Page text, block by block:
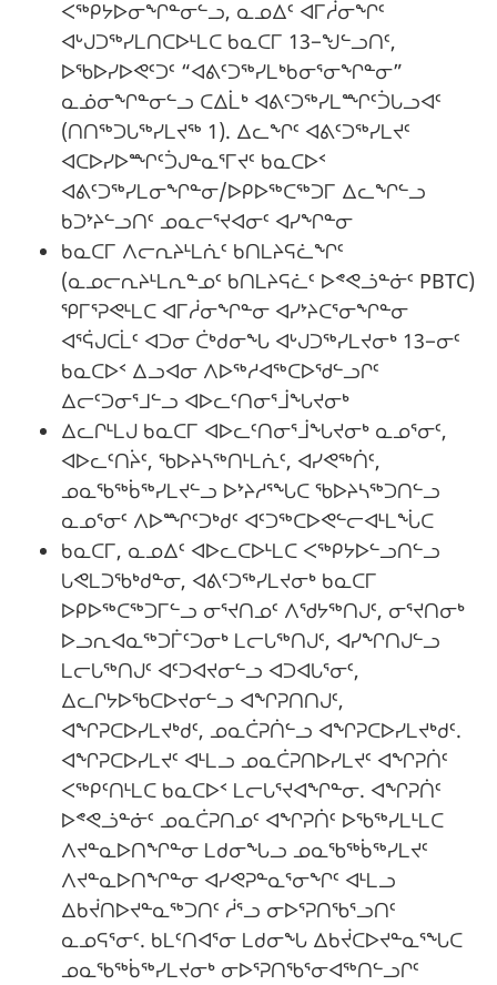
ᐸᖅᑭᔭᐅᓂᖏᓐᓂᓪᓗ, ᓇᓄᐃᑦ ᐊᒥᓲᓂᖏᑦ
ᐊᒡᒍᑐᖅᓯᒪᑎᑕᐅᒻᒪᑕ ᑲᓇᑕᒥ 13−ᖑᓪᓗᑎᑦ,
ᐅᖃᐅᓯᐅᕙᑦᑐᑦ “ᐊᕕᑦᑐᖅᓯᒪᒃᑲᓂᕐᓂᖏᓐᓂ”
ᓇᓅᓂᖏᓐᓂᓪᓗ ᑕᐃᒫᒃ ᐊᕕᑦᑐᖅᓯᒪᙱᑦᑑᒐᓗᐊᑦ
(ᑎᑎᖅᑐᒐᖅᓯᒪᔪᖅ 1). ᐃᓚᖏᑦ ᐊᕕᑦᑐᖅᓯᒪᔪᑦ
ᐊᑕᐅᓯᐅᙱᑦᑑᒍᓐᓇᕐᒥᔪᑦ ᑲᓇᑕᐅᑉ
ᐊᕕᑦᑐᖅᓯᒪᓂᖏᓐᓂ/ᐅᑭᐅᖅᑕᖅᑐᒥ ᐃᓚᖏᓪᓗ
ᑲᑐᔾᔨᓪᓗᑎᑦ ᓄᓇᓕᕐᔪᐊᓂᑦ ᐊᓯᖏᓐᓂ
ᑲᓇᑕᒥ ᐱᓕᕆᔨᒻᒪᕇᑦ ᑲᑎᒪᔨᕋᓛᖏᑦ
(ᓇᓄᓕᕆᔨᒻᒪᕆᓐᓄᑦ ᑲᑎᒪᔨᕋᓛᑦ ᐅᕝᕙᓘᓐᓃᑦ PBTC)
ᕿᒥᕐᕈᕙᒻᒪᑕ ᐊᒥᓲᓂᖏᓐᓂ ᐊᓯᔾᔨᑕᕐᓂᖏᓐᓂ
ᐊᕐᕌᒍᑕᒫᑦ ᐊᑐᓂ ᑖᒃᑯᓂᖓ ᐊᒡᒍᑐᖅᓯᒪᔪᓂᒃ 13−ᓂᑦ
ᑲᓇᑕᐅᑉ ᐃᓗᐊᓂ ᐱᐅᖅᓱᐊᖅᑕᐅᖁᓪᓗᒋᑦ
ᐃᓕᑦᑐᓂᕐᒧᓪᓗ ᐊᐅᓚᑦᑎᓂᕐᒨᖓᔪᓂᒃ
ᐃᓚᒋᒻᒪᒍ ᑲᓇᑕᒥ ᐊᐅᓚᑦᑎᓂᕐᒨᖓᔪᓂᒃ ᓇᓄᕐᓂᑦ,
ᐊᐅᓚᑦᑎᔩᑦ, ᖃᐅᔨᓴᖅᑎᒻᒪᕇᑦ, ᐊᓯᕙᖅᑏᑦ,
ᓄᓇᖃᖅᑳᖅᓯᒪᔪᓪᓗ ᐅᔾᔨᓱᕐᖓᑕ ᖃᐅᔨᓴᖅᑐᑎᓪᓗ
ᓇᓄᕐᓂᑦ ᐱᐅᙱᑦᑐᒃᑯᑦ ᐊᑦᑐᖅᑕᐅᕙᓪᓕᐊᒻᒪᖔᑕ
ᑲᓇᑕᒥ, ᓇᓄᐃᑦ ᐊᐅᓚᑕᐅᒻᒪᑕ ᐸᖅᑭᔭᐅᓪᓗᑎᓪᓗ
ᒐᕙᒪᑐᖃᒃᑯᓐᓂ, ᐊᕕᑦᑐᖅᓯᒪᔪᓂᒃ ᑲᓇᑕᒥ
ᐅᑭᐅᖅᑕᖅᑐᒥᓪᓗ ᓂᕐᔪᑎᓄᑦ ᐱᖁᔭᖅᑎᒍᑦ, ᓂᕐᔪᑎᓂᒃ
ᐅᓗᕆᐊᓇᖅᑐᒦᑦᑐᓂᒃ ᒪᓕᒐᖅᑎᒍᑦ, ᐊᓯᖏᑎᒍᓪᓗ
ᒪᓕᒐᖅᑎᒍᑦ ᐊᑦᑐᐊᔪᓂᓪᓗ ᐊᑐᐊᒐᕐᓂᑦ,
ᐃᓚᒋᔭᐅᖃᑕᐅᔪᓂᓪᓗ ᐊᖏᕈᑎᑎᒍᑦ,
ᐊᖏᕈᑕᐅᓯᒪᔪᒃᑯᑦ, ᓄᓇᑖᕈᑏᓪᓗ ᐊᖏᕈᑕᐅᓯᒪᔪᒃᑯᑦ.
ᐊᖏᕈᑕᐅᓯᒪᔪᑦ ᐊᒻᒪᓗ ᓄᓇᑖᕈᑎᐅᓯᒪᔪᑦ ᐊᖏᕈᑏᑦ
ᐸᖅᑭᑦᑎᒻᒪᑕ ᑲᓇᑕᐅᑉ ᒪᓕᒐᕐᔪᐊᖏᓐᓂ. ᐊᖏᕈᑏᑦ
ᐅᕝᕙᓘᓐᓃᑦ ᓄᓇᑖᕈᑎᓄᑦ ᐊᖏᕈᑏᑦ ᐅᖃᖅᓯᒪᒻᒪᑕ
ᐱᔪᓐᓇᐅᑎᖏᓐᓂ ᒪᑯᓂᖓᓗ ᓄᓇᖃᖅᑳᖅᓯᒪᔪᑦ
ᐱᔪᓐᓇᐅᑎᖏᓐᓂ ᐊᓯᕙᕈᓐᓇᕐᓂᖏᑦ ᐊᒻᒪᓗ
ᐃᑲᔫᑎᐅᔪᓐᓇᖅᑐᑎᑦ ᓲᕐᓗ ᓂᐅᕐᕈᑎᖃᕐᓗᑎᑦ
ᓇᓄᕋᕐᓂᑦ. ᑲᒪᑦᑎᐊᕐᓂ ᒪᑯᓂᖓ ᐃᑲᔫᑕᐅᔪᓐᓇᕐᖓᑕ
ᓄᓇᖃᖅᑳᖅᓯᒪᔪᓂᒃ ᓂᐅᕐᕈᑎᖃᕐᓂᐊᖅᑎᓪᓗᒋᑦ